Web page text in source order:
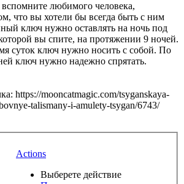
любимого человека,
что вы хотели бы всегда быть с ним
ключ нужно оставлять на ночь под
вы спите, на протяжении 9 ночей.
суток ключ нужно носить с собой. По
ключ нужно надежно спрятать.
https://mooncatmagic.com/tsyganskaya-
talismany-i-amulety-tsygan/6743/
Actions
Выберете действие